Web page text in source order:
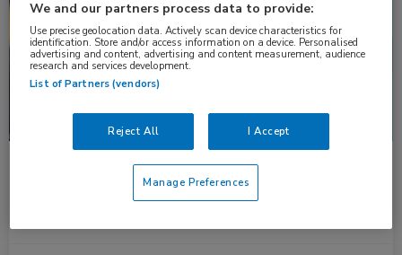
RSV-vaccinatie; nu specifiek geadviseerd voor
patiënten met chronische longziekte
Het respiratoir syncytieel virus (RSV) veroorzaakt elk
We and our partners process data to provide:
Use precise geolocation data. Actively scan device characteristics for
identification. Store and/or access information on a device. Personalised
advertising and content, advertising and content measurement, audience
research and services development.
List of Partners (vendors)
Reject All I Accept
Manage Preferences